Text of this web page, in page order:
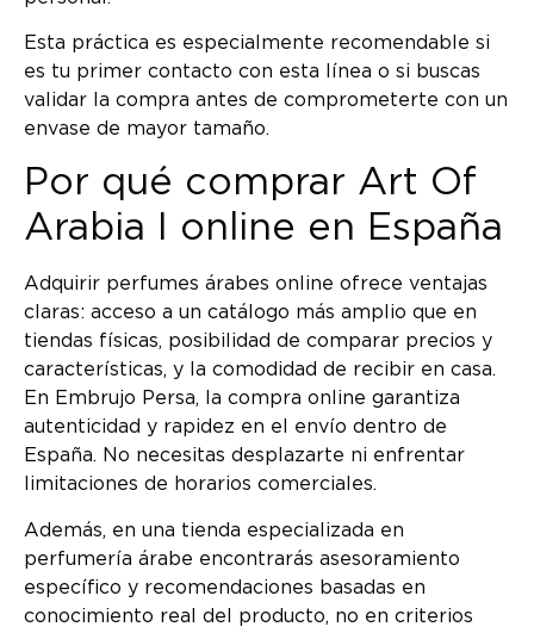
Esta práctica es especialmente recomendable si
es tu primer contacto con esta línea o si buscas
validar la compra antes de comprometerte con un
envase de mayor tamaño.
Por qué comprar Art Of
Arabia I online en España
Adquirir perfumes árabes online ofrece ventajas
claras: acceso a un catálogo más amplio que en
tiendas físicas, posibilidad de comparar precios y
características, y la comodidad de recibir en casa.
En Embrujo Persa, la compra online garantiza
autenticidad y rapidez en el envío dentro de
España. No necesitas desplazarte ni enfrentar
limitaciones de horarios comerciales.
Además, en una tienda especializada en
perfumería árabe encontrarás asesoramiento
específico y recomendaciones basadas en
conocimiento real del producto, no en criterios